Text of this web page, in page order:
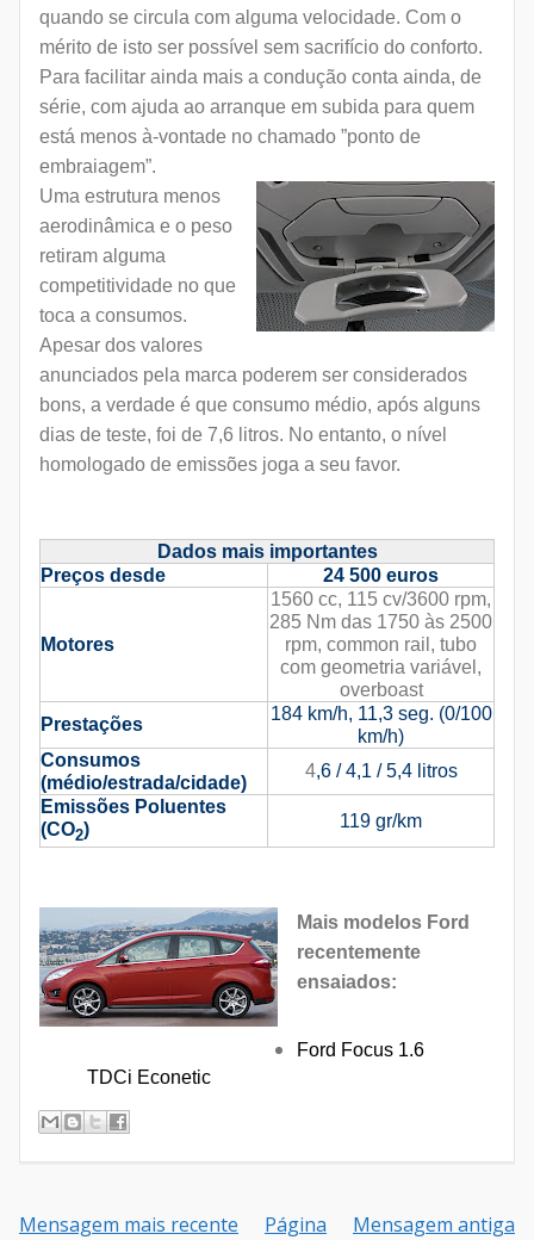
quando se circula com alguma velocidade. Com o
mérito de isto ser possível sem sacrifício do conforto.
Para facilitar ainda mais a condução conta ainda, de
série, com ajuda ao arranque em subida para quem
está menos à-vontade no chamado ”ponto de
embraiagem”.
Uma estrutura menos
aerodinâmica e o peso
retiram alguma
competitividade no que
toca a consumos.
Apesar dos valores
anunciados pela marca poderem ser considerados
bons, a verdade é que consumo médio, após alguns
dias de teste, foi de 7,6 litros. No entanto, o nível
homologado de emissões joga a seu favor.
Dados mais importantes
Preços desde
24 500 euros
Motores
1560 cc, 115 cv/3600 rpm,
285 Nm das 1750 às 2500
rpm, common rail, tubo
com geometria variável,
overboast
Prestações
184 km/h, 11,3 seg. (0/100
km/h)
Consumos
(médio/estrada/cidade)
4,6 / 4,1 / 5,4 litros
Emissões Poluentes
(CO2) 119 gr/km
Mais modelos Ford
recentemente
ensaiados:
Ford Focus 1.6
TDCi Econetic
Mensagem mais recente Mensagem antiga
Página